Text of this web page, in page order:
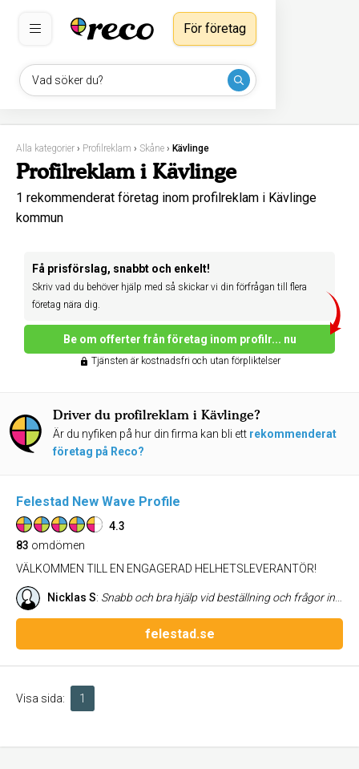
Vad söker du?
För företag
Alla kategorier › Profilreklam › Skåne › Kävlinge
Profilreklam i Kävlinge
1 rekommenderat företag inom profilreklam i Kävlinge
kommun
Få prisförslag, snabbt och enkelt!
Skriv vad du behöver hjälp med så skickar vi din förfrågan till flera
företag nära dig.
Be om offerter från företag inom profilr... nu
Tjänsten är kostnadsfri och utan förpliktelser
Driver du profilreklam i Kävlinge?
Är du nyfiken på hur din firma kan bli ett rekommenderat
företag på Reco?
Felestad New Wave Profile
4.3
83 omdömen
VÄLKOMMEN TILL EN ENGAGERAD HELHETSLEVERANTÖR!
Nicklas S: Snabb och bra hjälp vid beställning och frågor inför densamma.
felestad.se
Visa sida: 1